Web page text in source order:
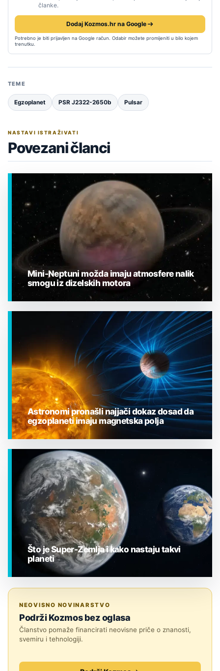
članke.
Dodaj Kozmos.hr na Google
Potrebno je biti prijavljen na Google račun. Odabir možete promijeniti u bilo kojem
trenutku.
TEME
Egzoplanet PSR J2322-2650b Pulsar
NASTAVI ISTRAŽIVATI
Povezani članci
Mini-Neptuni možda imaju atmosfere nalik
smogu iz dizelskih motora
EGZOPLANETI
Astronomi pronašli najjači dokaz dosad da
egzoplaneti imaju magnetska polja
Što je Super-Zemlja i kako nastaju takvi
planeti
NEOVISNO NOVINARSTVO
Podrži Kozmos bez oglasa
Članstvo pomaže financirati neovisne priče o znanosti,
svemiru i tehnologiji.